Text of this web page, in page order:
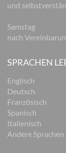
und
Samstag
nach
SPRACHEN
Englisch
Deutsch
Französisch
Spanisch
Italienisch
Andere Sprachen